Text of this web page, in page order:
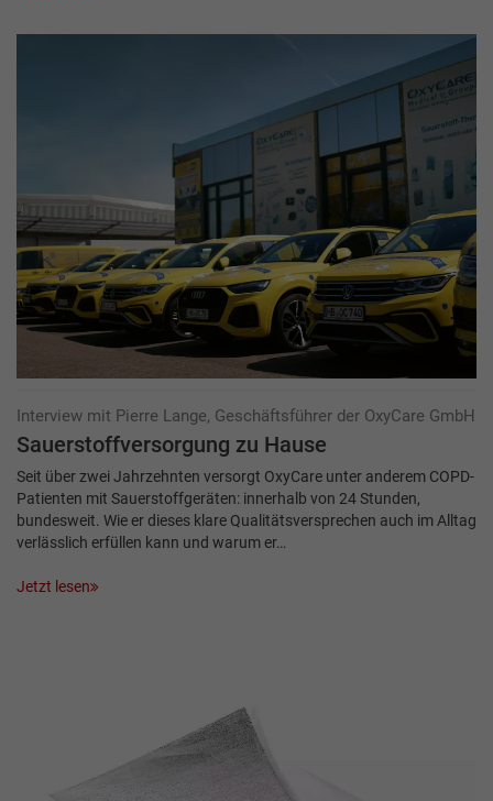
Interview mit Pierre Lange, Geschäftsführer der OxyCare GmbH
Sauerstoffversorgung zu Hause
Seit über zwei Jahrzehnten versorgt OxyCare unter anderem COPD-
Patienten mit Sauerstoffgeräten: innerhalb von 24 Stunden,
bundesweit. Wie er dieses klare Qualitätsversprechen auch im Alltag
verlässlich erfüllen kann und warum er…
Jetzt lesen